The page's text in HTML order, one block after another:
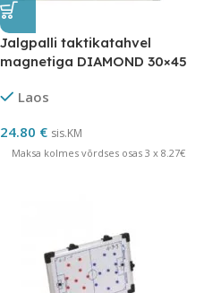
Jalgpalli taktikatahvel
magnetiga DIAMOND 30×45
Laos
24.80 € sis.KM
Maksa kolmes võrdses osas 3 x 8.27€